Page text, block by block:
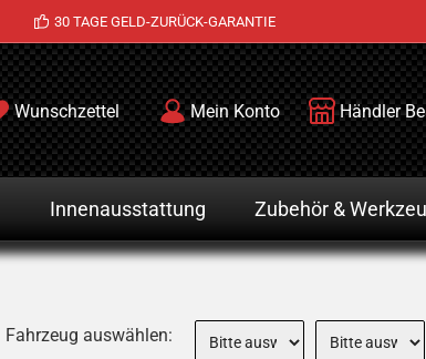
30 TAGE GELD-ZURÜCK-GARANTIE
Wunschzettel Mein Konto Händler
Innenausstattung Zubehör &
Fahrzeug auswählen: